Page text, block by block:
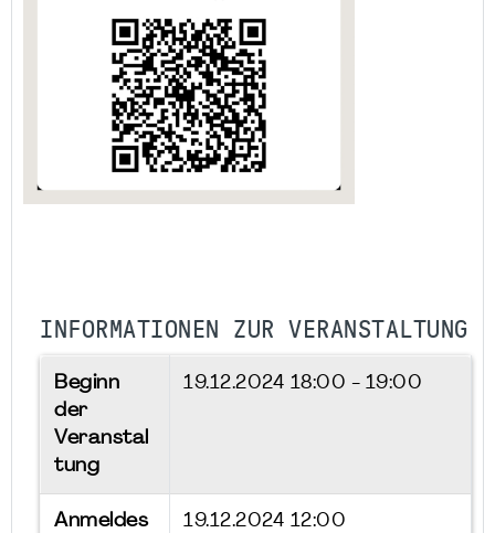
INFORMATIONEN ZUR VERANSTALTUNG
Beginn
der
Veranstal
tung
19.12.2024 18:00 - 19:00
Anmeldes
19.12.2024 12:00